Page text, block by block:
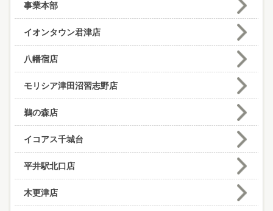
事業本部
イオンタウン君津店
八幡宿店
モリシア津田沼習志野店
鵜の森店
イコアス千城台
平井駅北口店
木更津店